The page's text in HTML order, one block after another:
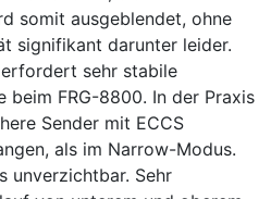
somit ausgeblendet, ohne
signifikant darunter leider.
sehr stabile
beim FRG-8800. In der Praxis
Sender mit ECCS
als im Narrow-Modus.
unverzichtbar. Sehr